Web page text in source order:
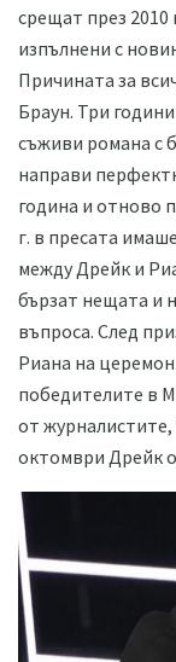
срещат през 2010
изпълнени с
Причината за
Браун. Три
съживи романа с
направи
година и отново
г. в пресата
между Дрейк и
бързат нещата и
въпроса. След
Риана на
победителите в
от
октомври Дрейк